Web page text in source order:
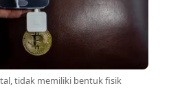
tidak memiliki bentuk fisik